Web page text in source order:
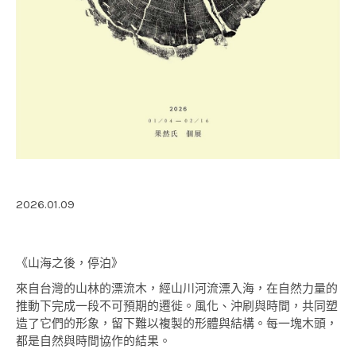
2026.01.09
《山海之後，停泊》
來自台灣的山林的漂流木，經山川河流漂入海，在自然力量的
推動下完成一段不可預期的遷徙。風化、沖刷與時間，共同塑
造了它們的形象，留下難以複製的形體與結構。每一塊木頭，
都是自然與時間協作的結果。